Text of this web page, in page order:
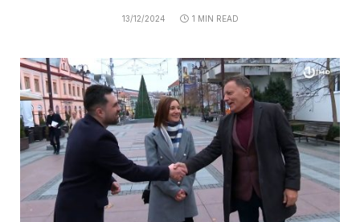
13/12/2024 1 MIN READ